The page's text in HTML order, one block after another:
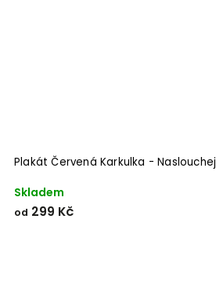
Plakát Červená Karkulka - Naslouchej
Skladem
od 299 Kč